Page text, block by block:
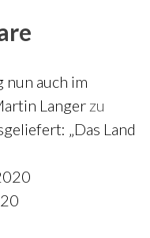
nun auch im
Langer zu
„Das Land